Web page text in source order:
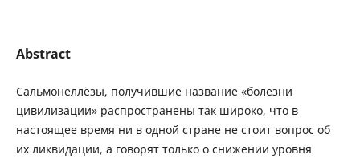
Abstract
Сальмонеллёзы, получившие название «болезни
цивилизации» распространены так широко, что в
настоящее время ни в одной стране не стоит вопрос об
их ликвидации, а говорят только о снижении уровня